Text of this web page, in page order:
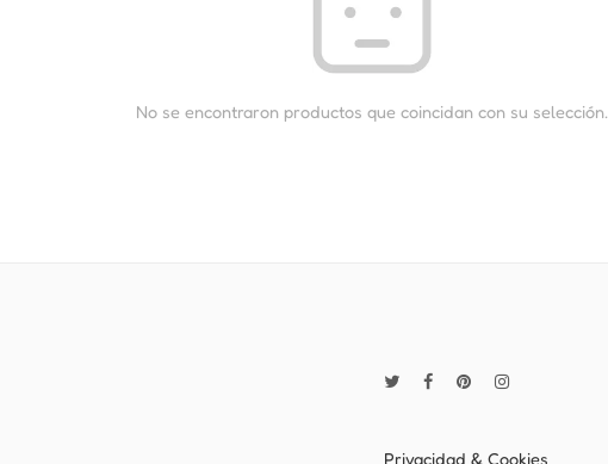
No se encontraron productos que coincidan con su selección.
Privacidad & Cookies